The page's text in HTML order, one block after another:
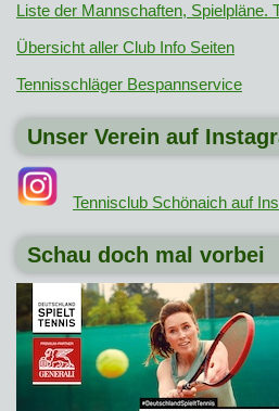
Liste der Mannschaften, Spielpläne.
Übersicht aller Club Info Seiten
Tennisschläger Bespannservice
Unser Verein auf
Tennisclub Schönaich auf
Schau doch mal vorbei